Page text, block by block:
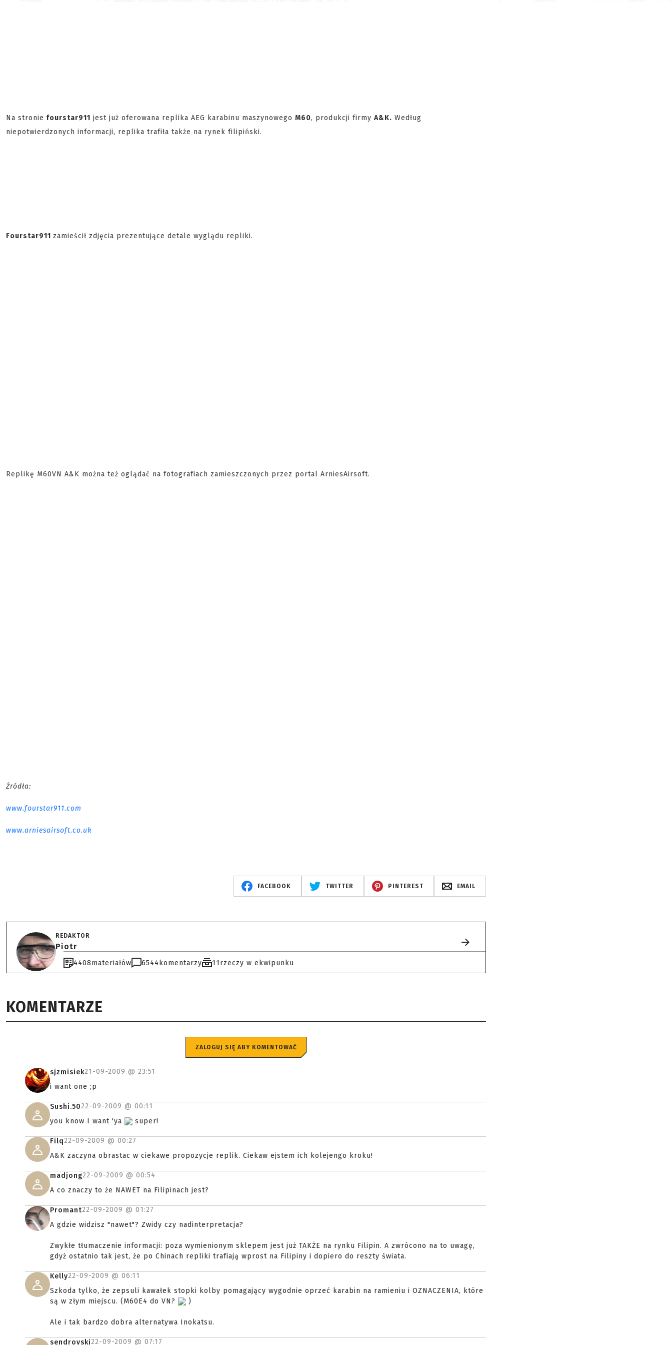
Na stronie fourstar911 jest już oferowana replika AEG karabinu maszynowego M60, produkcji firmy A&K. Według
niepotwierdzonych informacji, replika trafiła także na rynek filipiński.
Fourstar911 zamieścił zdjęcia prezentujące detale wyglądu repliki.
Replikę M60VN A&K można też oglądać na fotografiach zamieszczonych przez portal ArniesAirsoft.
Źródła:
www.fourstar911.com
www.arniesairsoft.co.uk
FACEBOOK TWITTER PINTEREST EMAIL
REDAKTOR
Piotr
4408materiałów 6544 komentarzy 11rzeczy w ekwipunku
KOMENTARZE
ZALOGUJ SIĘ ABY KOMENTOWAĆ
sjzmisiek21-09-2009 @ 23:51
i want one ;p
Sushi.5022-09-2009 @ 00:11
you know I want 'ya
super!
Filq22-09-2009 @ 00:27
A&K zaczyna obrastac w ciekawe propozycje replik. Ciekaw ejstem ich kolejengo kroku!
madjong22-09-2009 @ 00:54
A co znaczy to że NAWET na Filipinach jest?
Promant22-09-2009 @ 01:27
A gdzie widzisz "nawet"? Zwidy czy nadinterpretacja?
Zwykłe tłumaczenie informacji: poza wymienionym sklepem jest już TAKŻE na rynku Filipin. A zwrócono na to uwagę,
gdyż ostatnio tak jest, że po Chinach repliki trafiają wprost na Filipiny i dopiero do reszty świata.
Kelly22-09-2009 @ 06:11
Szkoda tylko, że zepsuli kawałek stopki kolby pomagający wygodnie oprzeć karabin na ramieniu i OZNACZENIA, które
są w złym miejscu. (M60E4 do VN?
)
Ale i tak bardzo dobra alternatywa Inokatsu.
sendrovski22-09-2009 @ 07:17